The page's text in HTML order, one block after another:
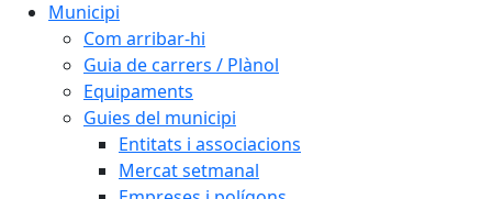
Municipi
Com arribar-hi
Guia de carrers / Plànol
Equipaments
Guies del municipi
Entitats i associacions
Mercat setmanal